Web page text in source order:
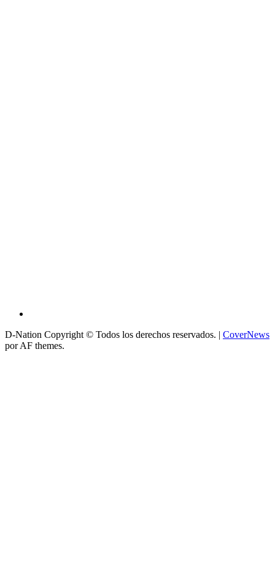
D-Nation Copyright © Todos los derechos reservados. | CoverNews
por AF themes.